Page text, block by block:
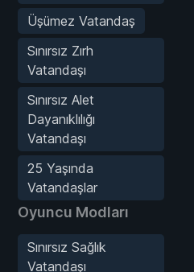
Üşümez Vatandaş
Sınırsız Zırh
Vatandaşı
Sınırsız Alet
Dayanıklılığı
Vatandaşı
25 Yaşında
Vatandaşlar
Oyuncu Modları
Sınırsız Sağlık
Vatandaşı